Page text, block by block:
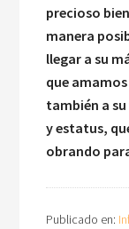
precioso
manera
llegar a su
que
también a
y estatus,
obrando
Publicado en: